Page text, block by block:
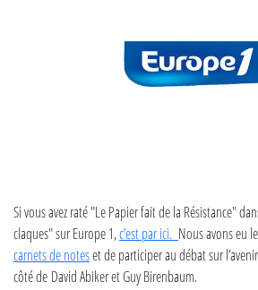
Si vous avez raté "Le Papier fait de la Résistance"
claques" sur Europe 1,c’est par ici. Nous avons eu
carnets de noteset de participer au débat sur
côté de David Abiker et Guy Birenbaum.